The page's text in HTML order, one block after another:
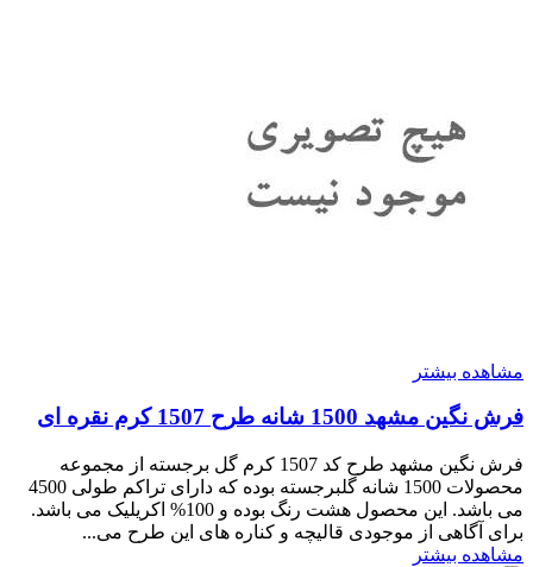
مشاهده بیشتر
فرش نگین مشهد 1500 شانه طرح 1507 کرم نقره ای
فرش نگین مشهد طرح کد 1507 کرم گل برجسته از مجموعه
محصولات 1500 شانه گلبرجسته بوده که دارای تراکم طولی 4500
می باشد. این محصول هشت رنگ بوده و 100% اکریلیک می باشد.
برای آگاهی از موجودی قالیچه و کناره های این طرح می...
مشاهده بیشتر